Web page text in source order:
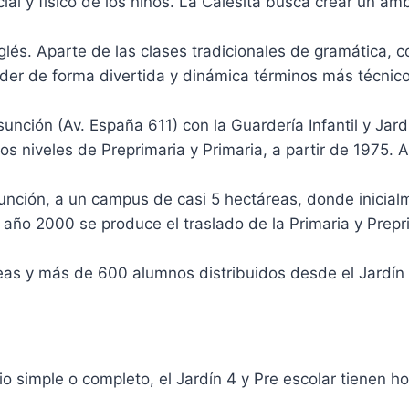
Aparte de las clases tradicionales de gramática,
de forma divertida y dinámica términos más
(Av. España 611) con la Guardería Infantil y
niveles de Preprimaria y Primaria, a partir de 1975.
a un campus de casi 5 hectáreas, donde
2000 se produce el traslado de la Primaria y
y más de 600 alumnos distribuidos desde el
simple o completo, el Jardín 4 y Pre escolar tienen